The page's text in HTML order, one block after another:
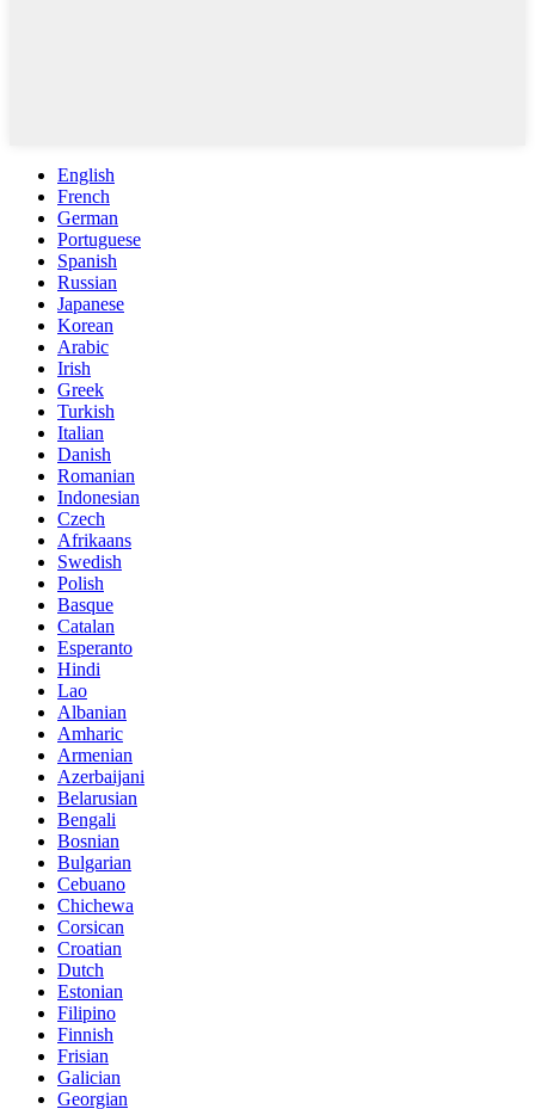
English
French
German
Portuguese
Spanish
Russian
Japanese
Korean
Arabic
Irish
Greek
Turkish
Italian
Danish
Romanian
Indonesian
Czech
Afrikaans
Swedish
Polish
Basque
Catalan
Esperanto
Hindi
Lao
Albanian
Amharic
Armenian
Azerbaijani
Belarusian
Bengali
Bosnian
Bulgarian
Cebuano
Chichewa
Corsican
Croatian
Dutch
Estonian
Filipino
Finnish
Frisian
Galician
Georgian